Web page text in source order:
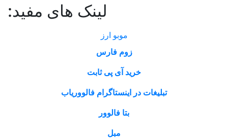
لینک های مفید:
موبو ارز
زوم فارس
خرید آی پی ثابت
تبلیغات در اینستاگرام فالووریاب
بتا فالوور